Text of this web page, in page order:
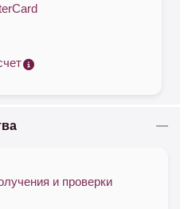
и проверки